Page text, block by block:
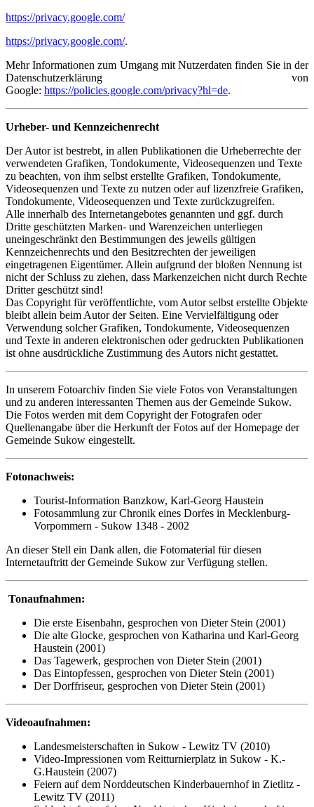
https://privacy.google.com/
https://privacy.google.com/.
Mehr Informationen zum Umgang mit Nutzerdaten finden Sie in der
Datenschutzerklärung von
Google: https://policies.google.com/privacy?hl=de.
Urheber- und Kennzeichenrecht
Der Autor ist bestrebt, in allen Publikationen die Urheberrechte der
verwendeten Grafiken, Tondokumente, Videosequenzen und Texte
zu beachten, von ihm selbst erstellte Grafiken, Tondokumente,
Videosequenzen und Texte zu nutzen oder auf lizenzfreie Grafiken,
Tondokumente, Videosequenzen und Texte zurückzugreifen.
Alle innerhalb des Internetangebotes genannten und ggf. durch
Dritte geschützten Marken- und Warenzeichen unterliegen
uneingeschränkt den Bestimmungen des jeweils gültigen
Kennzeichenrechts und den Besitzrechten der jeweiligen
eingetragenen Eigentümer. Allein aufgrund der bloßen Nennung ist
nicht der Schluss zu ziehen, dass Markenzeichen nicht durch Rechte
Dritter geschützt sind!
Das Copyright für veröffentlichte, vom Autor selbst erstellte Objekte
bleibt allein beim Autor der Seiten. Eine Vervielfältigung oder
Verwendung solcher Grafiken, Tondokumente, Videosequenzen
und Texte in anderen elektronischen oder gedruckten Publikationen
ist ohne ausdrückliche Zustimmung des Autors nicht gestattet.
In unserem Fotoarchiv finden Sie viele Fotos von Veranstaltungen
und zu anderen interessanten Themen aus der Gemeinde Sukow.
Die Fotos werden mit dem Copyright der Fotografen oder
Quellenangabe über die Herkunft der Fotos auf der Homepage der
Gemeinde Sukow eingestellt.
Fotonachweis:
Tourist-Information Banzkow, Karl-Georg Haustein
Fotosammlung zur Chronik eines Dorfes in Mecklenburg-
Vorpommern - Sukow 1348 - 2002
An dieser Stell ein Dank allen, die Fotomaterial für diesen
Internetauftritt der Gemeinde Sukow zur Verfügung stellen.
Tonaufnahmen:
Die erste Eisenbahn, gesprochen von Dieter Stein (2001)
Die alte Glocke, gesprochen von Katharina und Karl-Georg
Haustein (2001)
Das Tagewerk, gesprochen von Dieter Stein (2001)
Das Eintopfessen, gesprochen von Dieter Stein (2001)
Der Dorffriseur, gesprochen von Dieter Stein (2001)
Videoaufnahmen:
Landesmeisterschaften in Sukow - Lewitz TV (2010)
Video-Impressionen vom Reitturnierplatz in Sukow - K.-
G.Haustein (2007)
Feiern auf dem Norddeutschen Kinderbauernhof in Zietlitz -
Lewitz TV (2011)